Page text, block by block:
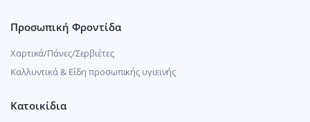
Προσωπική Φροντίδα
Χαρτικά/Πάνες/Σερβιέτες
Καλλυντικά & Είδη προσωπικής υγιεινής
Κατοικίδια